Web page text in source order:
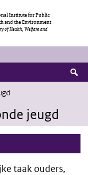
Institute for Public
and the Environment
of Health, Welfare and
jeugd
taak ouders,